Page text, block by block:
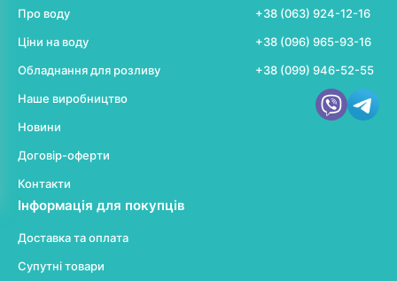
Про воду
Ціни на воду
Обладнання для розливу
Наше виробництво
Новини
Договір-оферти
Контакти
Інформація для покупців
Доставка та оплата
Супутні товари
+38 (063) 924-12-16
+38 (096) 965-93-16
+38 (099) 946-52-55